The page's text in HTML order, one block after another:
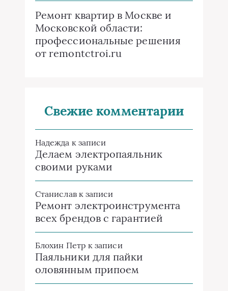
Ремонт квартир в Москве и
Московской области:
профессиональные решения
от remontctroi.ru
Свежие комментарии
Надежда к записи
Делаем электропаяльник
своими руками
Станиславк записи
Ремонт электроинструмента
всех брендов с гарантией
Блохин Петр к записи
Паяльники для пайки
оловянным припоем